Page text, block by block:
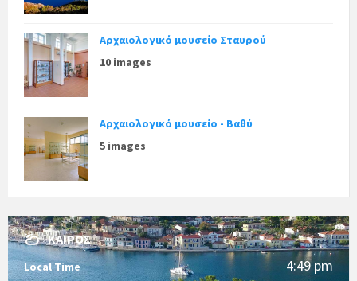
Αρχαιολογικό μουσείο Σταυρού
10 images
Αρχαιολογικό μουσείο - Βαθύ
5 images
ΚΑΙΡΌΣ
Local Time 4:49 pm